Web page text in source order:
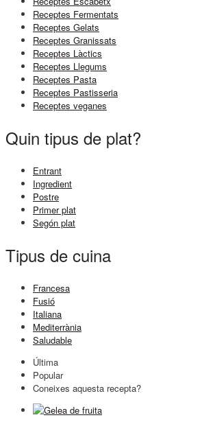
Receptes Fermentats
Receptes Gelats
Receptes Granissats
Receptes Làctics
Receptes Llegums
Receptes Pasta
Receptes Pastisseria
Receptes veganes
Quin tipus de plat?
Entrant
Ingredient
Postre
Primer plat
Segón plat
Tipus de cuina
Francesa
Fusió
Italiana
Mediterrània
Saludable
Última
Popular
Coneixes aquesta recepta?